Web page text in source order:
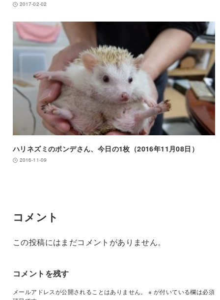
2017-02-02
ハリネズミのポンデさん、今日の1枚（2016年11月08日）
2016-11-09
コメント
この投稿にはまだコメントがありません。
コメントを残す
メールアドレスが公開されることはありません。 ※ が付いている欄は必須